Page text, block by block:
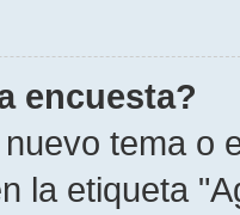
encuesta?
tema o
la etiqueta